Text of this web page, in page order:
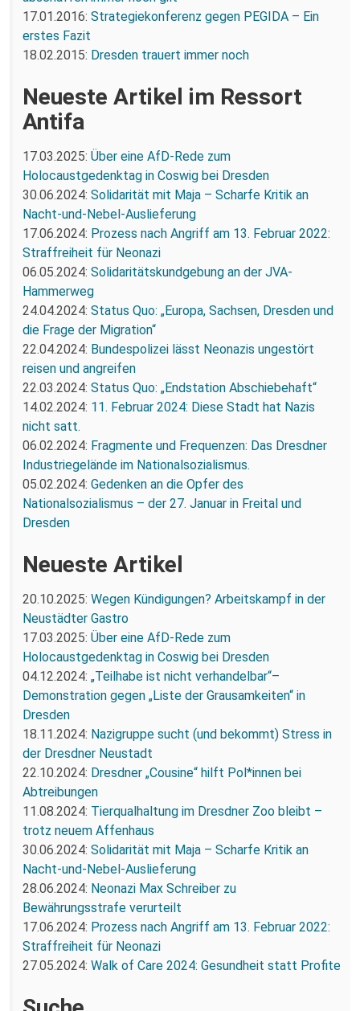
17.01.2016: Strategiekonferenz gegen PEGIDA – Ein
erstes Fazit
18.02.2015: Dresden trauert immer noch
Neueste Artikel im Ressort
Antifa
17.03.2025: Über eine AfD-Rede zum
Holocaustgedenktag in Coswig bei Dresden
30.06.2024: Solidarität mit Maja – Scharfe Kritik an
Nacht-und-Nebel-Auslieferung
17.06.2024: Prozess nach Angriff am 13. Februar 2022:
Straffreiheit für Neonazi
06.05.2024: Solidaritätskundgebung an der JVA-
Hammerweg
24.04.2024: Status Quo: „Europa, Sachsen, Dresden und
die Frage der Migration“
22.04.2024: Bundespolizei lässt Neonazis ungestört
reisen und angreifen
22.03.2024: Status Quo: „Endstation Abschiebehaft“
14.02.2024: 11. Februar 2024: Diese Stadt hat Nazis
nicht satt.
06.02.2024: Fragmente und Frequenzen: Das Dresdner
Industriegelände im Nationalsozialismus.
05.02.2024: Gedenken an die Opfer des
Nationalsozialismus – der 27. Januar in Freital und
Dresden
Neueste Artikel
20.10.2025: Wegen Kündigungen? Arbeitskampf in der
Neustädter Gastro
17.03.2025: Über eine AfD-Rede zum
Holocaustgedenktag in Coswig bei Dresden
04.12.2024: „Teilhabe ist nicht verhandelbar“–
Demonstration gegen „Liste der Grausamkeiten“ in
Dresden
18.11.2024: Nazigruppe sucht (und bekommt) Stress in
der Dresdner Neustadt
22.10.2024: Dresdner „Cousine“ hilft Pol*innen bei
Abtreibungen
11.08.2024: Tierqualhaltung im Dresdner Zoo bleibt –
trotz neuem Affenhaus
30.06.2024: Solidarität mit Maja – Scharfe Kritik an
Nacht-und-Nebel-Auslieferung
28.06.2024: Neonazi Max Schreiber zu
Bewährungsstrafe verurteilt
17.06.2024: Prozess nach Angriff am 13. Februar 2022:
Straffreiheit für Neonazi
27.05.2024: Walk of Care 2024: Gesundheit statt Profite